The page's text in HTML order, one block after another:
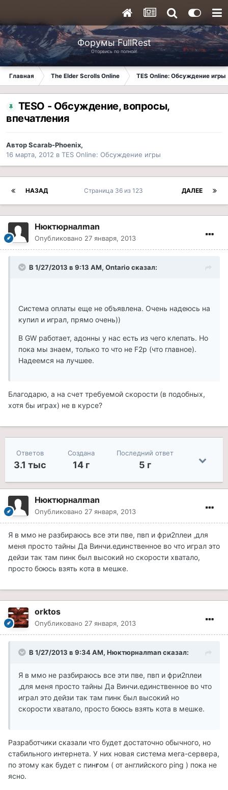
Форумы FullRest
Оторвись по полной!
Главная The Elder Scrolls Online TES Online: Обсуждение игры
TESO - Обсуждение, вопросы,
впечатления
АвторScarab-Phoenix,
16 марта, 2012 в TES Online: Обсуждение игры
НАЗАД ДАЛЕЕ
Страница 36 из 123
Нюктюрналman
Опубликовано 27 января, 2013
В 1/27/2013 в 9:13 AM, Ontario сказал:
Система оплаты еще не объявлена. Очень надеюсь на
купил и играл, прямо очень))
В GW работает, адонны у нас есть из чего клепать. Но
пока мы знаем, только то что не F2p (что главное).
Надеемся на лучшее.
Благодарю, а на счет требуемой скорости (в подобных,
хотя бы играх) не в курсе?
Ответов
3.1 тыс
Создана
14 г
Последний ответ
5 г
Нюктюрналman
Опубликовано 27 января, 2013
Я в ммо не разбираюсь все эти пве, пвп и фри2плеи ,для
меня просто тайны Да Винчи.единственное во что играл это
дейзи так там пинк был высокий но скорости хватало,
просто боюсь взять кота в мешке.
orktos
Опубликовано 27 января, 2013
В 1/27/2013 в 9:34 AM, Нюктюрналman сказал:
Я в ммо не разбираюсь все эти пве, пвп и фри2плеи
,для меня просто тайны Да Винчи.единственное во что
играл это дейзи так там пинк был высокий но
скорости хватало, просто боюсь взять кота в мешке.
Разработчики сказали что будет достаточно обычного, но
стабильного интернета. У них новая система мега-сервера,
по этому как будет с пингом ( от английского ping ) пока не
ясно.